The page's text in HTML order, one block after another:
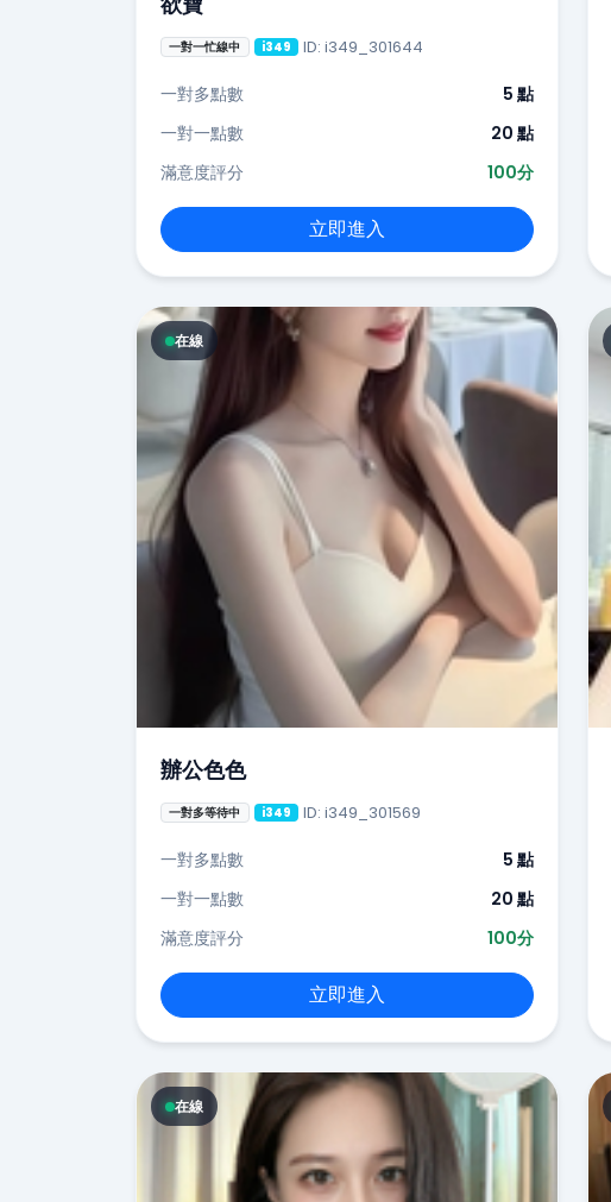
一對一忙線中 i349 ID: i349_301644
一對多點數
5 點
一對一點數
20 點
滿意度評分
100分
立即進入
在線
辦公色色
一對多等待中 i349 ID: i349_301569
一對多點數
5 點
一對一點數
20 點
滿意度評分
100分
立即進入
在線